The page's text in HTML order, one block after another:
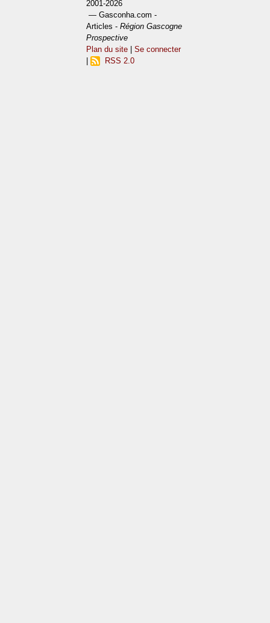
2001-2026
— Gasconha.com -
Articles -Région Gascogne
Prospective
Plan du site |Se connecter
RSS 2.0